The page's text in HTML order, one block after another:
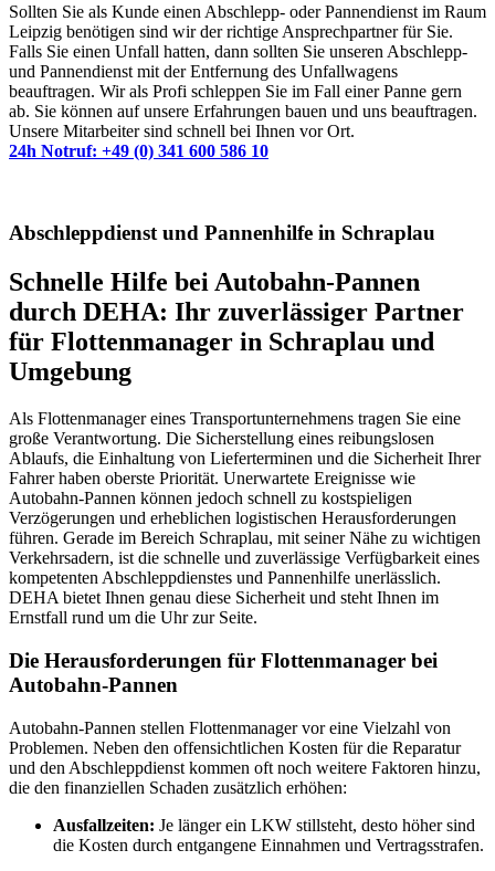
Sollten Sie als Kunde einen Abschlepp- oder Pannendienst im Raum
Leipzig benötigen sind wir der richtige Ansprechpartner für Sie.
Falls Sie einen Unfall hatten, dann sollten Sie unseren Abschlepp-
und Pannendienst mit der Entfernung des Unfallwagens
beauftragen. Wir als Profi schleppen Sie im Fall einer Panne gern
ab. Sie können auf unsere Erfahrungen bauen und uns beauftragen.
Unsere Mitarbeiter sind schnell bei Ihnen vor Ort.
24h Notruf: +49 (0) 341 600 586 10
Abschleppdienst und Pannenhilfe in Schraplau
Schnelle Hilfe bei Autobahn-Pannen
durch DEHA: Ihr zuverlässiger Partner
für Flottenmanager in Schraplau und
Umgebung
Als Flottenmanager eines Transportunternehmens tragen Sie eine
große Verantwortung. Die Sicherstellung eines reibungslosen
Ablaufs, die Einhaltung von Lieferterminen und die Sicherheit Ihrer
Fahrer haben oberste Priorität. Unerwartete Ereignisse wie
Autobahn-Pannen können jedoch schnell zu kostspieligen
Verzögerungen und erheblichen logistischen Herausforderungen
führen. Gerade im Bereich Schraplau, mit seiner Nähe zu wichtigen
Verkehrsadern, ist die schnelle und zuverlässige Verfügbarkeit eines
kompetenten Abschleppdienstes und Pannenhilfe unerlässlich.
DEHA bietet Ihnen genau diese Sicherheit und steht Ihnen im
Ernstfall rund um die Uhr zur Seite.
Die Herausforderungen für Flottenmanager bei
Autobahn-Pannen
Autobahn-Pannen stellen Flottenmanager vor eine Vielzahl von
Problemen. Neben den offensichtlichen Kosten für die Reparatur
und den Abschleppdienst kommen oft noch weitere Faktoren hinzu,
die den finanziellen Schaden zusätzlich erhöhen:
Ausfallzeiten: Je länger ein LKW stillsteht, desto höher sind
die Kosten durch entgangene Einnahmen und Vertragsstrafen.